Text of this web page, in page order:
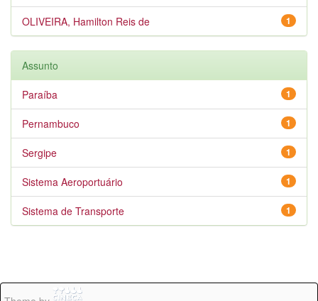
1
OLIVEIRA, Hamilton Reis de
Assunto
1
Paraíba
1
Pernambuco
1
Sergipe
1
Sistema Aeroportuário
1
Sistema de Transporte